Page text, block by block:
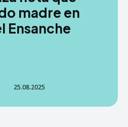
madre en
Ensanche
25.08.2025